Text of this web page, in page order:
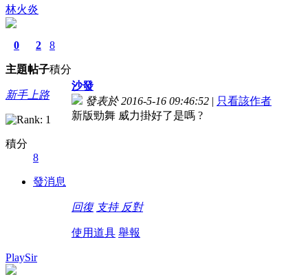
林火炎
0
主題
2
帖子
8
積分
新手上路
積分
8
發消息
沙發
發表於 2016-5-16 09:46:52 | 只看該作者
新版勁舞 威力掛好了是嗎 ?
回復 支持 反對
使用道具 舉報
PlaySir